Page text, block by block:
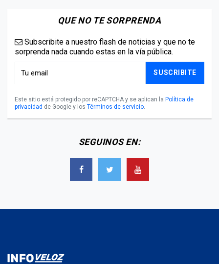
QUE NO TE SORPRENDA
Subscribite a nuestro flash de noticias y que no te
sorprenda nada cuando estas en la vía pública.
SUSCRIBITE
Este sitio está protegido por reCAPTCHA y se aplican la Política de
privacidad de Google y los Términos de servicio.
SEGUINOS EN: